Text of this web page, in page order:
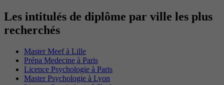
Les intitulés de diplôme par ville les plus
recherchés
Master Meef à Lille
Prépa Medecine à Paris
Licence Psychologie à Paris
Master Psychologie à Lyon